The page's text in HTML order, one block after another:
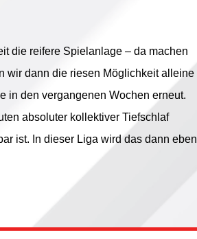
die reifere Spielanlage – da machen
wir dann die riesen Möglichkeit alleine
in den vergangenen Wochen erneut.
absoluter kollektiver Tiefschlaf
ist. In dieser Liga wird das dann eben